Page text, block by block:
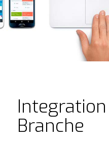
Branche